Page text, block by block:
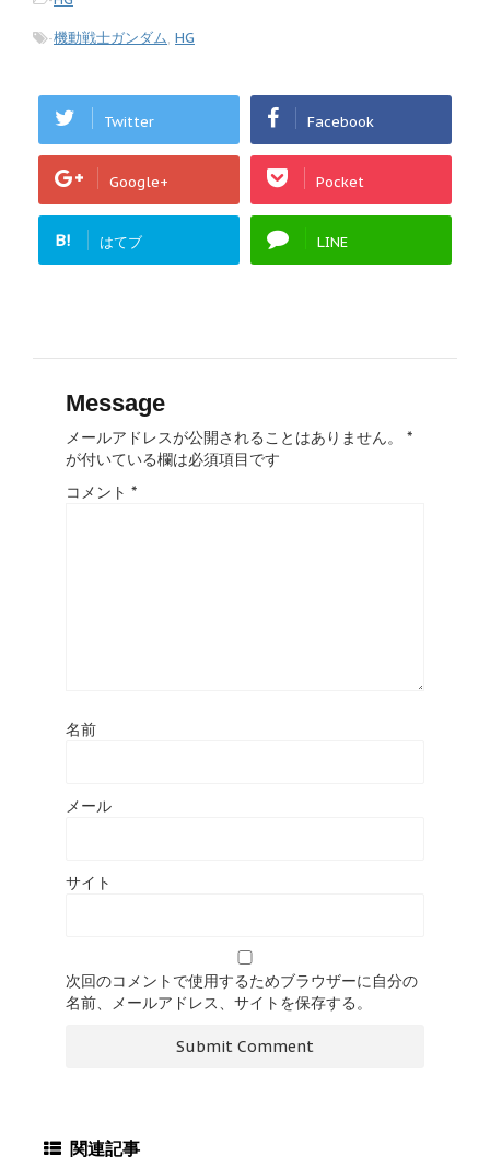
-機動戦士ガンダム, HG
Twitter Facebook
Google+ Pocket
B! はてブ LINE
Message
メールアドレスが公開されることはありません。
*
が付いている欄は必須項目です
コメント *
名前
メール
サイト
次回のコメントで使用するためブラウザーに自分の
名前、メールアドレス、サイトを保存する。
関連記事